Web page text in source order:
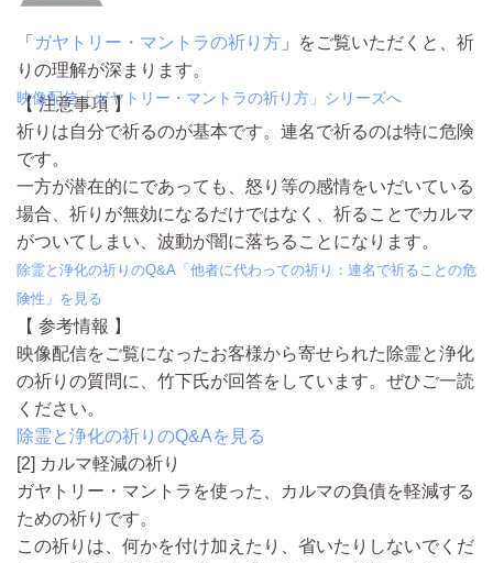
「 ガヤトリー・マントラの祈り方 」をご覧いただくと、祈
りの理解が深まります。
映像配信「ガヤトリー・マントラの祈り方」シリーズへ
【 注意事項 】
祈りは自分で祈るのが基本です。連名で祈るのは特に危険
です。
一方が潜在的にであっても、怒り等の感情をいだいている
場合、祈りが無効になるだけではなく、祈ることでカルマ
がついてしまい、波動が闇に落ちることになります。
除霊と浄化の祈りのQ&A「他者に代わっての祈り：連名で祈ることの危
険性」を見る
【 参考情報 】
映像配信をご覧になったお客様から寄せられた除霊と浄化
の祈りの質問に、竹下氏が回答をしています。ぜひご一読
ください。
除霊と浄化の祈りのQ&Aを見る
[2] カルマ軽減の祈り
ガヤトリー・マントラを使った、
カルマの負債を軽減する
ための祈り です。
この祈りは、何かを付け加えたり、省いたりしないでくだ